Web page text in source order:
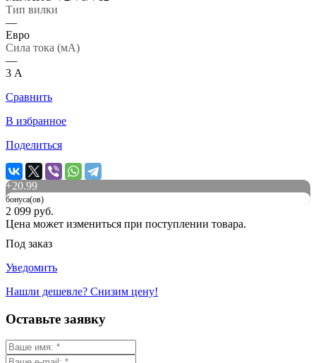
Тип вилки
—
Евро
Сила тока (мА)
—
3 А
Сравнить
В избранное
Поделиться
+20.99
бонуса(ов)
2 099 руб.
Цена может измениться при поступлении товара.
Под заказ
Уведомить
Нашли дешевле? Снизим цену!
Оставьте заявку